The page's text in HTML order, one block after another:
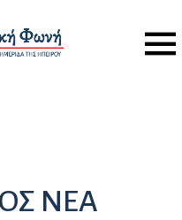
Menu
ΝΕΑ